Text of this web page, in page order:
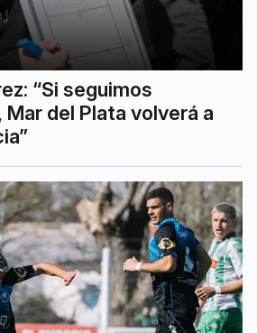
“Si seguimos
del Plata volverá a